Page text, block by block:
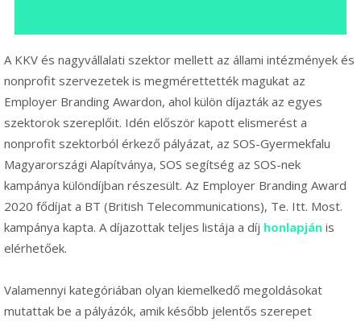
A KKV és nagyvállalati szektor mellett az állami intézmények és
nonprofit szervezetek is megmérettették magukat az
Employer Branding Awardon, ahol külön díjazták az egyes
szektorok szereplőit. Idén először kapott elismerést a
nonprofit szektorból érkező pályázat, az SOS-Gyermekfalu
Magyarországi Alapítványa, SOS segítség az SOS-nek
kampánya különdíjban részesült. Az Employer Branding Award
2020 fődíjat a BT (British Telecommunications), Te. Itt. Most.
kampánya kapta. A díjazottak teljes listája a díj honlapján is
elérhetőek.
Valamennyi kategóriában olyan kiemelkedő megoldásokat
mutattak be a pályázók, amik később jelentős szerepet